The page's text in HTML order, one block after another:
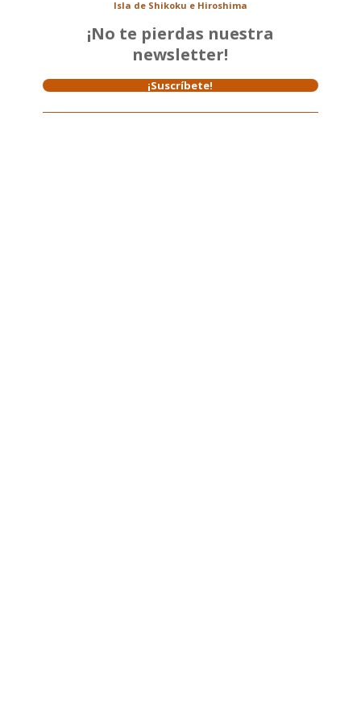
Isla de Shikoku e Hiroshima
¡No te pierdas nuestra
newsletter!
¡Suscríbete!